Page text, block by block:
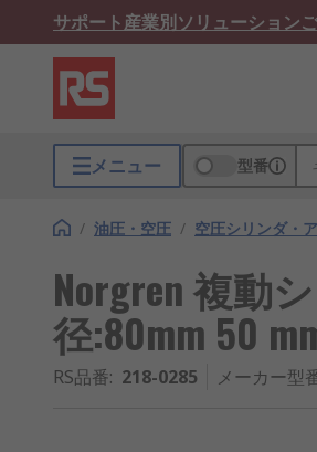
サポート産業別ソリューション
メニュー 型番
/ 油圧・空圧 / 空圧シリンダ・
Norgren 複動
径:80mm 50
RS品番: 218-0285 メーカー型